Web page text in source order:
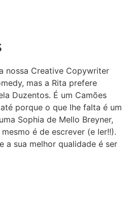
nossa Creative Copywriter
mas a Rita prefere
Duzentos. É um Camões
porque o que lhe falta é um
Sophia de Mello Breyner,
é de escrever (e ler!!).
a sua melhor qualidade é ser